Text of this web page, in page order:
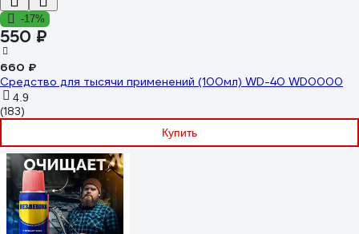
-17%
550 ₽
660 ₽
Средство для тысячи применений (100мл) WD-40 WD0000
4.9
(183)
Купить